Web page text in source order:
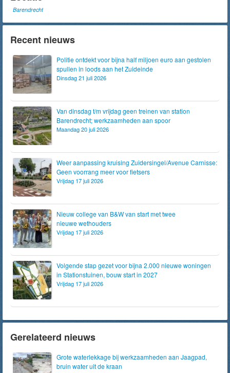
Barendrecht
Recent nieuws
Politie ontdekt voor bijna half miljoen euro aan gestolen
spullen in loods aan het Zuideinde
Dinsdag 21 juli 2026
Van dinsdag t/m vrijdag geen treinen van station
Barendrecht; werkzaamheden aan spoor
Maandag 20 juli 2026
Weer aanpassing kruising Zuidersingel/Avenue Carnisse:
Geen voorrang meer voor fietsers
Vrijdag 17 juli 2026
Nieuw college van B&W van start met twee
nieuwe wethouders
Vrijdag 17 juli 2026
Volgende stap gezet voor bijna 2.000 nieuwe woningen
in Stationstuinen, bouw start in 2027
Vrijdag 17 juli 2026
Gerelateerd nieuws
Grote waterlekkage bij werkzaamheden aan Jaagpad,
bruin water uit de kraan